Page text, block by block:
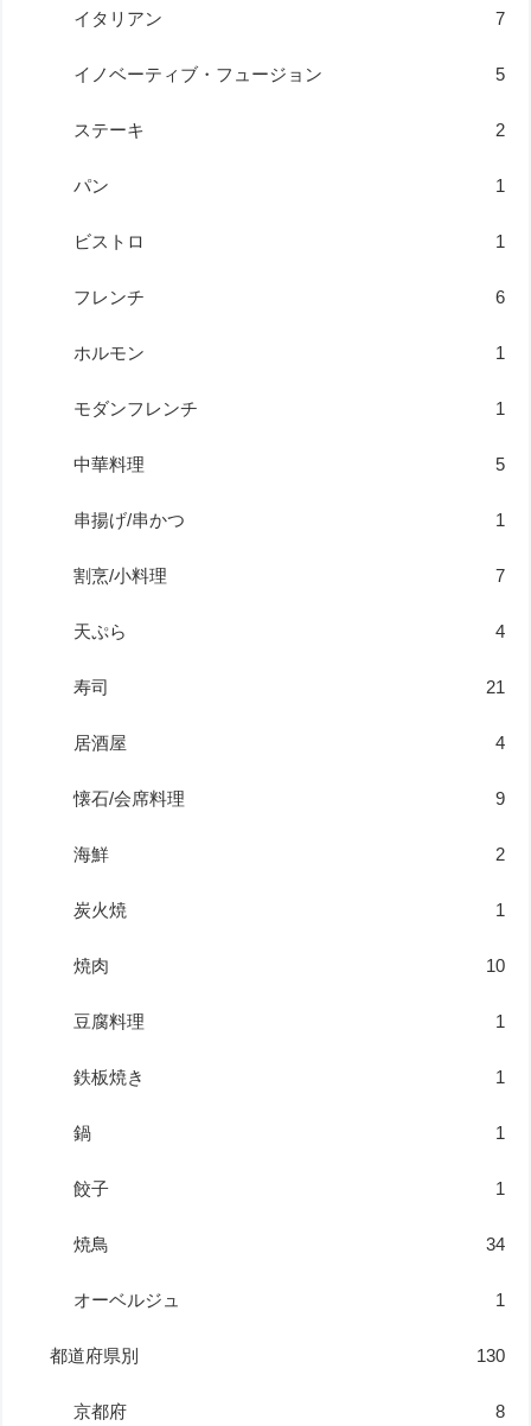
イタリアン 7
イノベーティブ・フュージョン 5
ステーキ 2
パン 1
ビストロ 1
フレンチ 6
ホルモン 1
モダンフレンチ 1
中華料理 5
串揚げ/串かつ 1
割烹/小料理 7
天ぷら 4
寿司 21
居酒屋 4
懐石/会席料理 9
海鮮 2
炭火焼 1
焼肉 10
豆腐料理 1
鉄板焼き 1
鍋 1
餃子 1
焼鳥 34
オーベルジュ 1
都道府県別 130
京都府 8